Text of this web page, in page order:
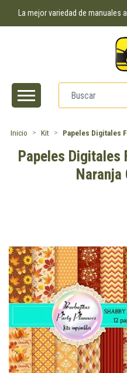
La mejor variedad de
Inicio Kit Papeles Digitales
Papeles Digitales
Naranja